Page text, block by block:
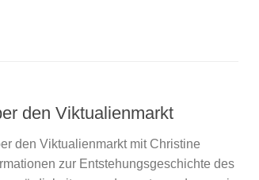
den Viktualienmarkt
den Viktualienmarkt mit Christine
zur Entstehungsgeschichte des